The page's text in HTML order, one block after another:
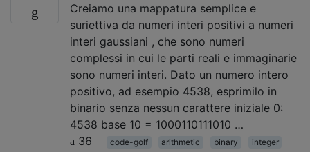
Creiamo una mappatura semplice e
suriettiva da numeri interi positivi a numeri
interi gaussiani , che sono numeri
complessi in cui le parti reali e immaginarie
sono numeri interi. Dato un numero intero
positivo, ad esempio 4538, esprimilo in
binario senza nessun carattere iniziale 0:
4538 base 10 = 1000110111010 …
36
code-golf arithmetic binary
integer